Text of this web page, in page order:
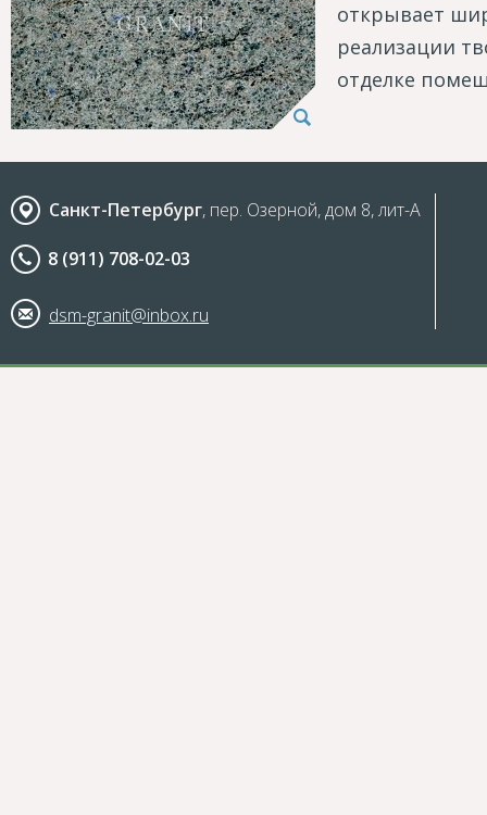
открывает
реализации
отделке
Санкт-Петербург, пер. Озерной, дом 8, лит-А
8 (911) 708-02-03
dsm-granit@inbox.ru